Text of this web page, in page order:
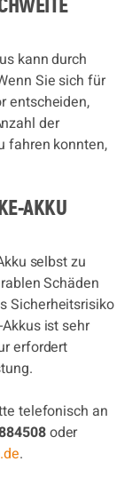
kann durch
Sie sich für
entscheiden,
der
fahren konnten,
AKKU
selbst zu
Schäden
Sicherheitsrisiko
ist sehr
erfordert
telefonisch an
oder
.